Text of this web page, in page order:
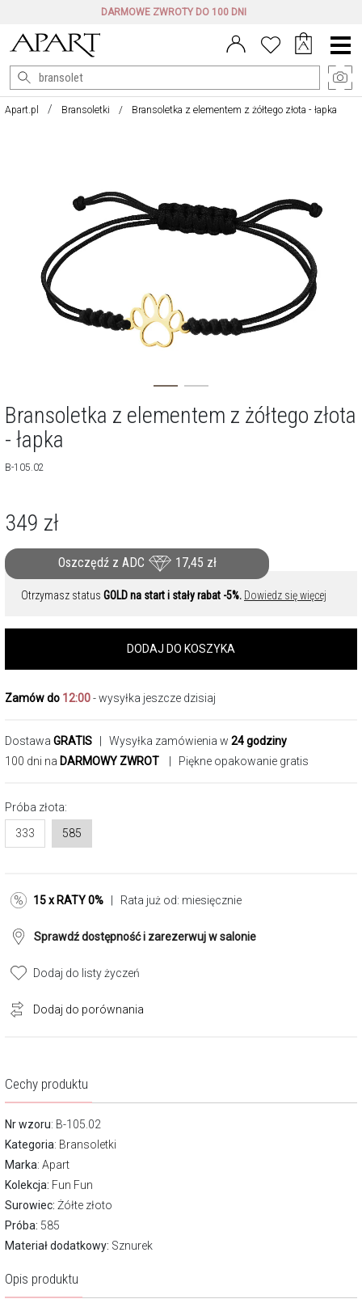
DARMOWE ZWROTY DO 100 DNI
Menu
główne
Apart.pl Bransoletki Bransoletka z elementem z żółtego złota - łapka
Bransoletka z elementem z żółtego złota
- łapka
B-105.02
349 zł
Oszczędź z ADC 17,45 zł
Otrzymasz status GOLD na start i stały rabat -5%. Dowiedz się więcej
DODAJ DO KOSZYKA
Zamów do 12:00- wysyłka jeszcze dzisiaj
Dostawa GRATIS | Wysyłka zamówienia w 24 godziny
100 dni na DARMOWY ZWROT | Piękne opakowanie gratis
Próba złota:
333
585
15 x RATY 0% | Rata już od: miesięcznie
Sprawdź dostępność i zarezerwuj w salonie
Dodaj do listy życzeń
Dodaj do porównania
Cechy produktu
Nr wzoru: B-105.02
Kategoria: Bransoletki
Marka: Apart
Kolekcja: Fun Fun
Surowiec: Żółte złoto
Próba: 585
Materiał dodatkowy: Sznurek
Opis produktu